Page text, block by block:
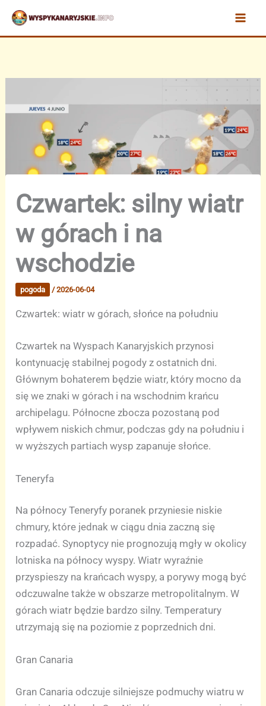
Przejdź
treści
Czwartek: silny wiatr
w górach i na
wschodzie
pogoda /2026-06-04
Czwartek: wiatr w górach, słońce na południu
Czwartek na Wyspach Kanaryjskich przynosi
kontynuację stabilnej pogody z ostatnich dni.
Głównym bohaterem będzie wiatr, który mocno da
się we znaki w górach i na wschodnim krańcu
archipelagu. Północne zbocza pozostaną pod
wpływem niskich chmur, podczas gdy na południu i
w wyższych partiach wysp zapanuje słońce.
Teneryfa
Na północy Teneryfy poranek przyniesie niskie
chmury, które jednak w ciągu dnia zaczną się
rozpadać. Synoptycy nie prognozują mgły w okolicy
lotniska na północy wyspy. Wiatr wyraźnie
przyspieszy na krańcach wyspy, a porywy mogą być
odczuwalne także w obszarze metropolitalnym. W
górach wiatr będzie bardzo silny. Temperatury
utrzymają się na poziomie z poprzednich dni.
Gran Canaria
Gran Canaria odczuje silniejsze podmuchy wiatru w